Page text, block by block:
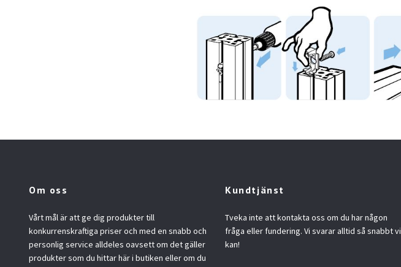
Om oss
Vårt mål är att ge dig produkter till
konkurrenskraftiga priser och med en snabb och
personlig service alldeles oavsett om det gäller
produkter som du hittar här i butiken eller om du
Kundtjänst
Tveka inte att kontakta oss om du har någon
fråga eller fundering. Vi svarar alltid så snabbt vi
kan!